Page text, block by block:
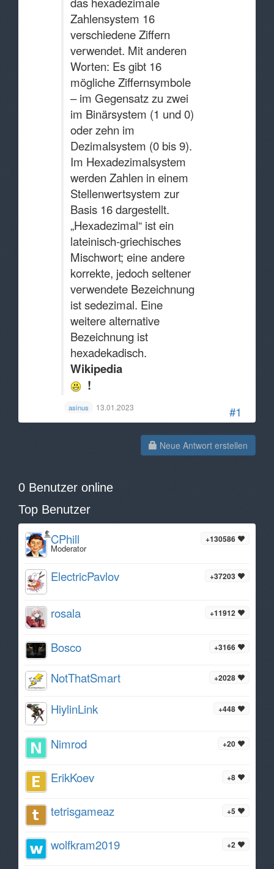
#1
Zahlensystem 16
verschiedene Ziffern
verwendet. Mit anderen
Worten: Es gibt 16
mögliche Ziffernsymbole
– im Gegensatz zu zwei
im Binärsystem (1 und 0)
oder zehn im
Dezimalsystem (0 bis 9).
Im Hexadezimalsystem
werden Zahlen in einem
Stellenwertsystem zur
Basis 16 dargestellt.
„Hexadezimal“ ist ein
lateinisch-griechisches
Mischwort; eine andere
korrekte, jedoch seltener
verwendete Bezeichnung
ist sedezimal. Eine
weitere alternative
Bezeichnung ist
hexadekadisch.
Wikipedia
!
asinus 13.01.2023
Neue Antwort erstellen
0 Benutzer online
Top Benutzer
+130586
CPhill
Moderator
+37203
ElectricPavlov
+11912
rosala
+3166
Bosco
+2028
NotThatSmart
+448
HiylinLink
+20
Nimrod
+8
ErikKoev
+5
tetrisgameaz
+2
wolfkram2019